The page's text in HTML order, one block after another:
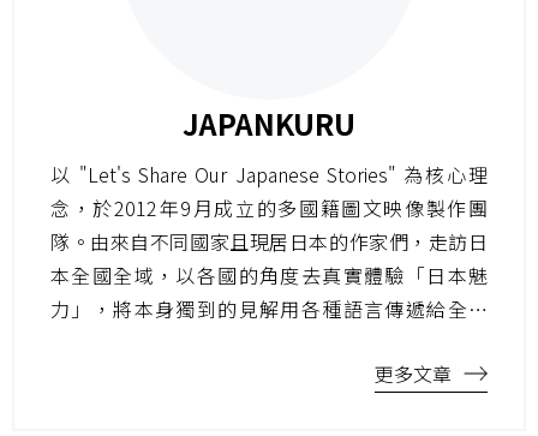
JAPANKURU
以 "Let's Share Our Japanese Stories" 為核心理
念，於2012年9月成立的多國籍圖文映像製作團
隊。由來自不同國家且現居日本的作家們，走訪日
本全國全域，以各國的角度去真實體驗「日本魅
力」，將本身獨到的見解用各種語言傳遞給全世
更多文章